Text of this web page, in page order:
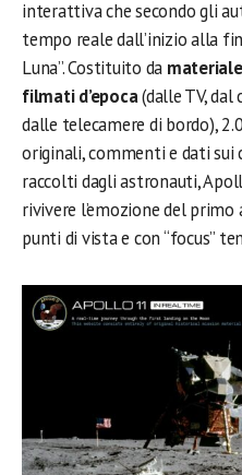
interattiva che secondo gli
tempo reale dall’inizio alla
Luna”. Costituito da
filmati d’epoca(dalle TV, dal
dalle telecamere di bordo),
originali, commenti e dati sui
raccolti dagli astronauti,
rivivere l’emozione del
punti di vista e con “focus”